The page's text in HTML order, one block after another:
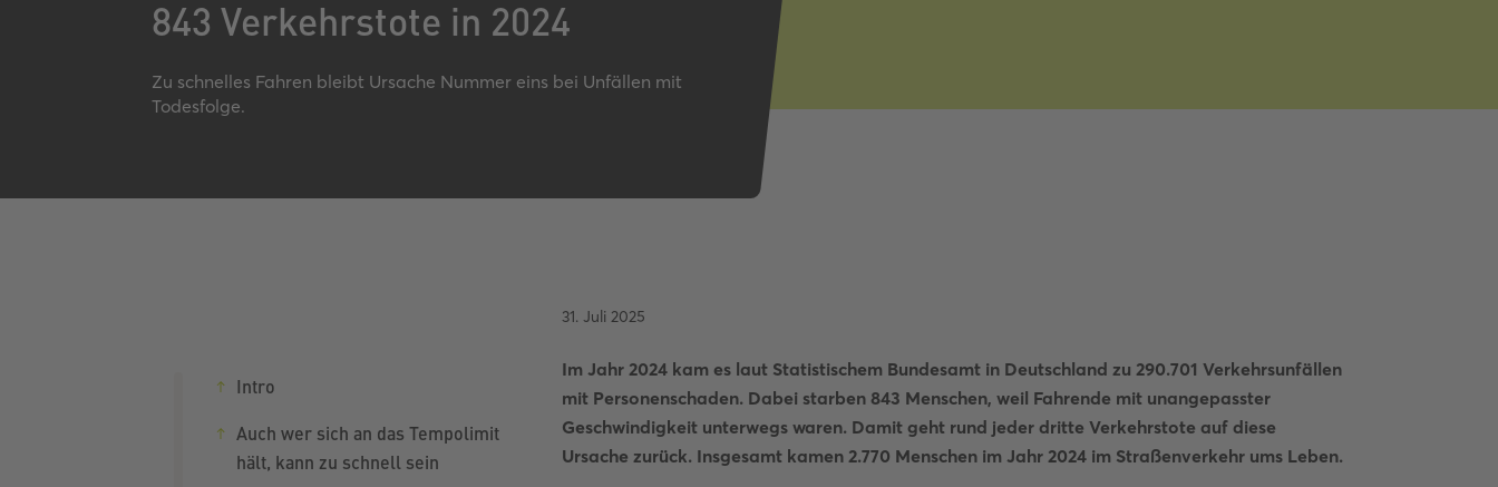
Pkw-Fahrrad-Quiz
Verkehrszeichen-Quiz
843 Verkehrstote in 2024
Zu schnelles Fahren bleibt Ursache Nummer eins bei Unfällen mit
Todesfolge.
Intro
Auch wer sich an das Tempolimit
hält, kann zu schnell sein
31. Juli 2025
Im Jahr 2024 kam es laut Statistischem Bundesamt in Deutschland zu 290.701 Verkehrsunfällen
mit Personenschaden. Dabei starben 843 Menschen, weil Fahrende mit unangepasster
Geschwindigkeit unterwegs waren. Damit geht rund jeder dritte Verkehrstote auf diese
Ursache zurück. Insgesamt kamen 2.770 Menschen im Jahr 2024 im Straßenverkehr ums Leben.